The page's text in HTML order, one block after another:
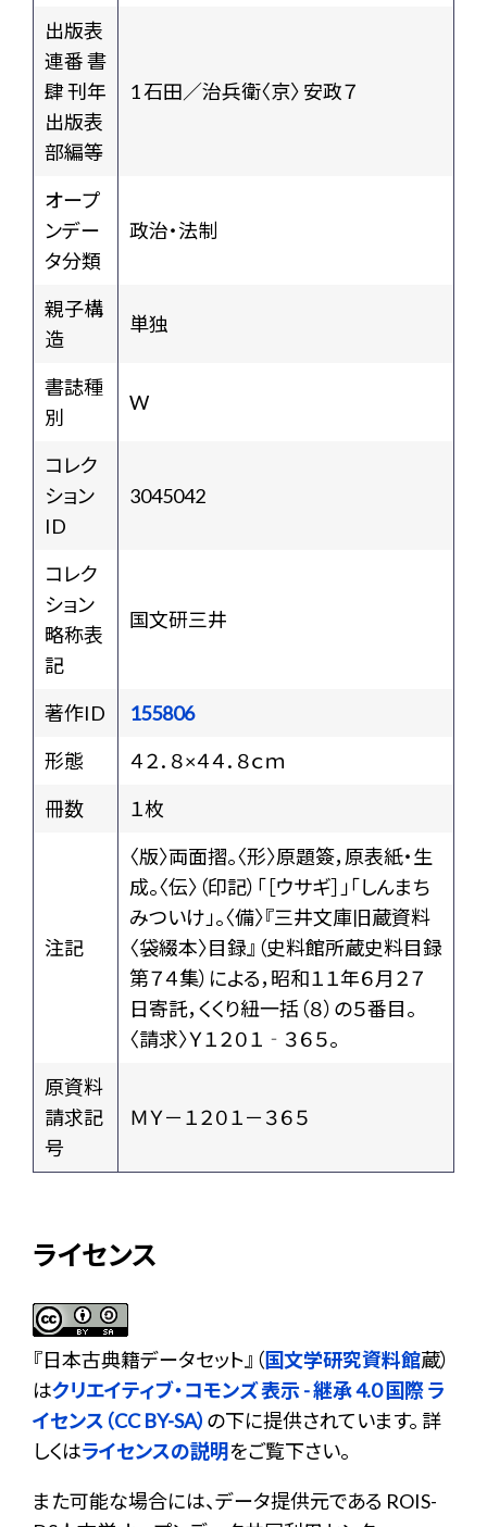
出版表
連番 書
肆 刊年
出版表
部編等
1 石田／治兵衛〈京〉 安政７
オープ
ンデー
タ分類
政治・法制
親子構
造
単独
書誌種
別
W
コレク
ション
ID
3045042
コレク
ション
略称表
記
国文研三井
著作ID
155806
形態
４２．８×４４．８ｃｍ
冊数
１枚
注記
〈版〉両面摺。〈形〉原題簽，原表紙・生
成。〈伝〉（印記）「［ウサギ］」「しんまち
みついけ」。〈備〉『三井文庫旧蔵資料
〈袋綴本〉目録』（史料館所蔵史料目録
第７４集）による，昭和１１年６月２７
日寄託，くくり紐一括（８）の５番目。
〈請求〉Ｙ１２０１‐３６５。
原資料
請求記
号
ＭＹ－１２０１－３６５
ライセンス
『日本古典籍データセット 』（国文学研究資料館蔵）
はクリエイティブ・コモンズ 表示 - 継承 4.0 国際 ラ
イセンス（CC BY-SA） の下に提供されています。 詳
しくはライセンスの説明をご覧下さい。
また可能な場合には、データ提供元である ROIS-